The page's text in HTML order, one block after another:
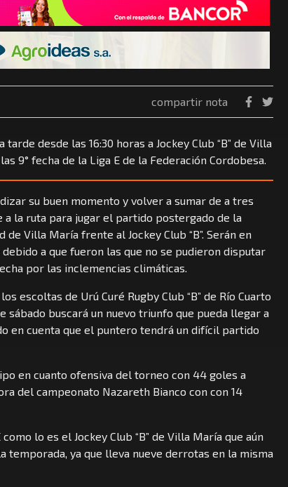
compartir nota
desde las 16:30 horas a Jockey Club “B” de Villa
9° fecha de la Liga E de la Federación Cordobesa.
su buen momento y volver a sumar de a tres
a la ruta para jugar el partido postergado de la
de Villa María frente al Jockey Club “B”. Serán en
a que fueron las que no se pudieron disputar
por las inclemencias climáticas.
escoltas de Urú Curé Rugby Club “B” de Río Cuarto
sábado buscará un nuevo triunfo que pueda llegar a
en cuenta que el puntero tendrá un difícil partido
en cuanto ofensiva del torneo con 44 goles a
del campeonato Nazareth Bianco con con 14
lo es el Jockey Club “B” de Villa María que aún
temporada, ya que lleva nueve derrotas en la misma